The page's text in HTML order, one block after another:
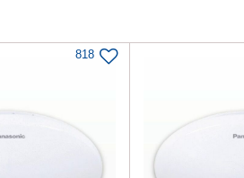
818